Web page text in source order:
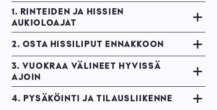
1. RINTEIDEN JA HISSIEN
AUKIOLOAJAT
2. OSTA HISSILIPUT ENNAKKOON
3. VUOKRAA VÄLINEET HYVISSÄ
AJOIN
4. PYSÄKÖINTI JA TILAUSLIIKENNE